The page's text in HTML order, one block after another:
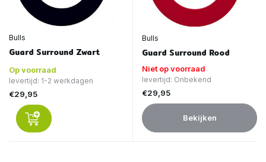
Bulls
Guard Surround Zwart
Op voorraad
levertijd: 1-2 werkdagen
€29,95
Bulls
Guard Surround Rood
Niet op voorraad
levertijd: Onbekend
€29,95
Bekijken